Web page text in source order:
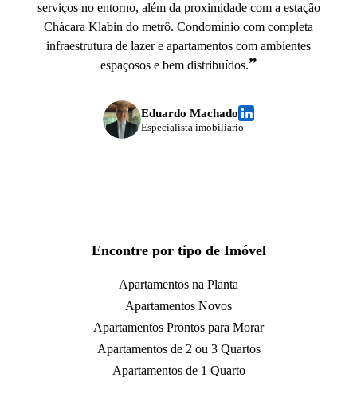
serviços no entorno, além da proximidade com a estação
Chácara Klabin do metrô. Condomínio com completa
infraestrutura de lazer e apartamentos com ambientes
espaçosos e bem distribuídos.”
Eduardo Machado
Especialista imobiliário
Encontre por tipo de Imóvel
Apartamentos na Planta
Apartamentos Novos
Apartamentos Prontos para Morar
Apartamentos de 2 ou 3 Quartos
Apartamentos de 1 Quarto